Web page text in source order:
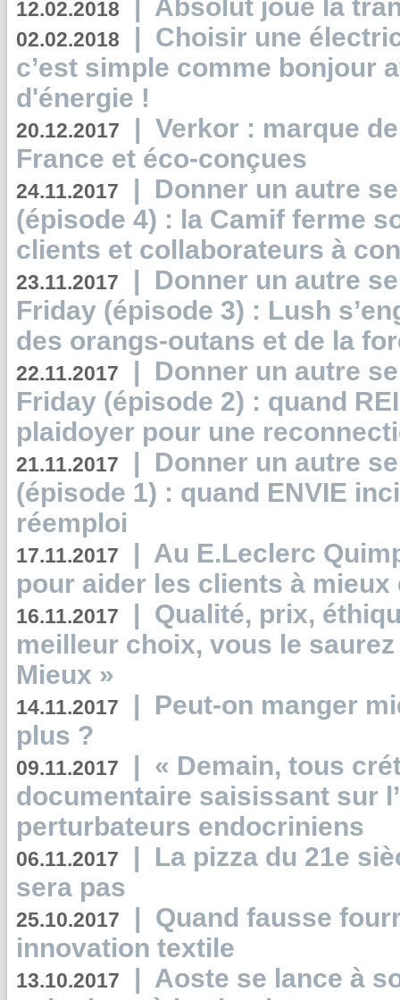
12.02.2018 Absolut joue la
02.02.2018 | Choisir une
c’est simple comme bonjour
d'énergie !
20.12.2017 | Verkor : marque
France et éco-conçues
24.11.2017 | Donner un autre
(épisode 4) : la Camif ferme
clients et collaborateurs à
23.11.2017 | Donner un autre
Friday (épisode 3) : Lush
des orangs-outans et de la
22.11.2017 | Donner un autre
Friday (épisode 2) : quand
plaidoyer pour une
21.11.2017 | Donner un autre
(épisode 1) : quand ENVIE
réemploi
17.11.2017 | Au E.Leclerc
pour aider les clients à
16.11.2017 | Qualité, prix,
meilleur choix, vous le
Mieux »
14.11.2017 | Peut-on manger
plus ?
09.11.2017 | « Demain, tous
documentaire saisissant sur
perturbateurs endocriniens
06.11.2017 | La pizza du 21e
sera pas
25.10.2017 | Quand fausse
innovation textile
13.10.2017 | Aoste se lance à